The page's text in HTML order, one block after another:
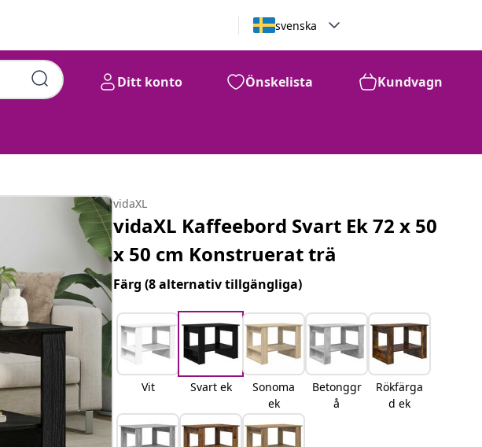
svenska
Ditt konto Önskelista Kundvagn
vidaXL
vidaXL Kaffeebord Svart Ek 72 x 50
x 50 cm Konstruerat trä
Färg(8 alternativ tillgängliga)
Vit Svart ek
Sonoma
ek
Betonggr
å
Rökfärga
d ek